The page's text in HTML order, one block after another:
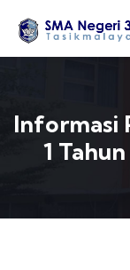
Informasi
1